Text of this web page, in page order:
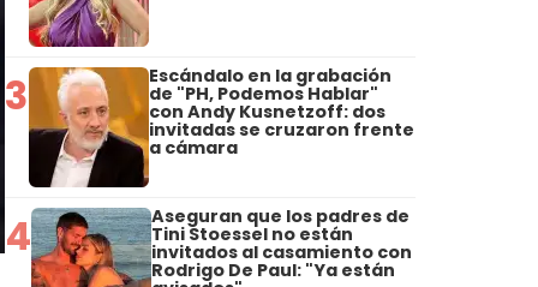
3 Escándalo en la grabación
de "PH, Podemos Hablar"
con Andy Kusnetzoff: dos
invitadas se cruzaron frente
a cámara
4 Aseguran que los padres de
Tini Stoessel no están
invitados al casamiento con
Rodrigo De Paul: "Ya están